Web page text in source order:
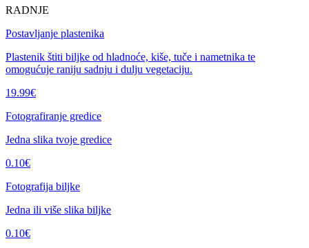
RADNJE
Postavljanje plastenika
Plastenik štiti biljke od hladnoće, kiše, tuče i nametnika te
omogućuje raniju sadnju i dulju vegetaciju.
19.99€
Fotografiranje gredice
Jedna slika tvoje gredice
0.10€
Fotografija biljke
Jedna ili više slika biljke
0.10€